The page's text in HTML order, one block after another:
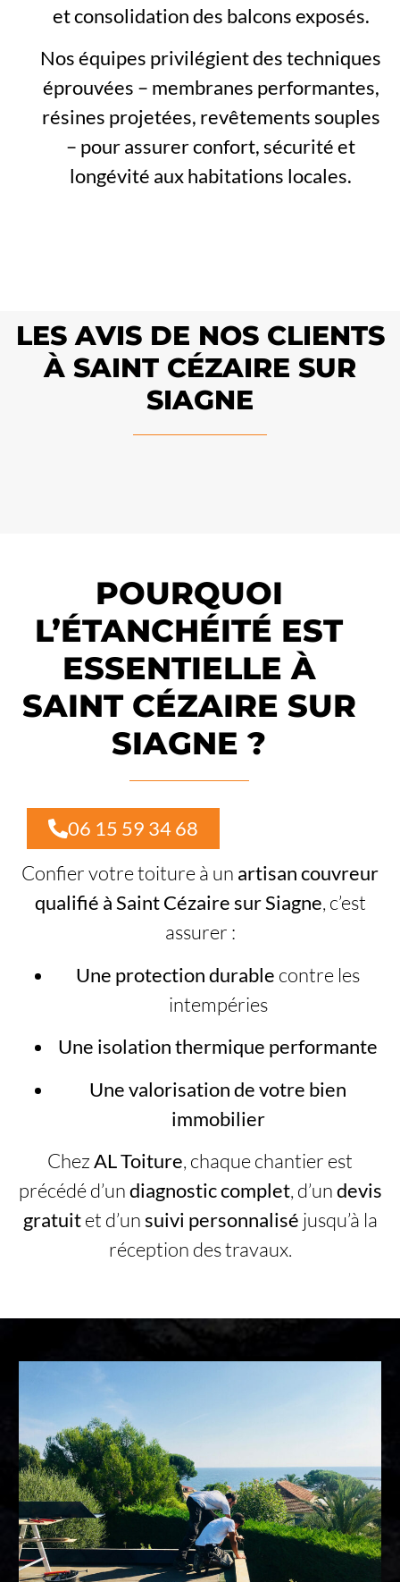
et consolidation des balcons exposés.
Nos équipes privilégient des techniques
éprouvées – membranes performantes,
résines projetées, revêtements souples
– pour assurer confort, sécurité et
longévité aux habitations locales.
LES AVIS DE NOS CLIENTS
À SAINT CÉZAIRE SUR
SIAGNE
POURQUOI
L’ÉTANCHÉITÉ EST
ESSENTIELLE À
SAINT CÉZAIRE SUR
SIAGNE ?
06 15 59 34 68
Confier votre toiture à un artisan couvreur
qualifié à Saint Cézaire sur Siagne, c’est
assurer :
Une protection durable contre les
intempéries
Une isolation thermique performante
Une valorisation de votre bien
immobilier
ChezAL Toiture, chaque chantier est
précédé d’undiagnostic complet, d’undevis
gratuitet d’unsuivi personnalisé jusqu’à la
réception des travaux.